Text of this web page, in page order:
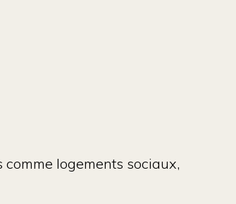
logements sociaux,